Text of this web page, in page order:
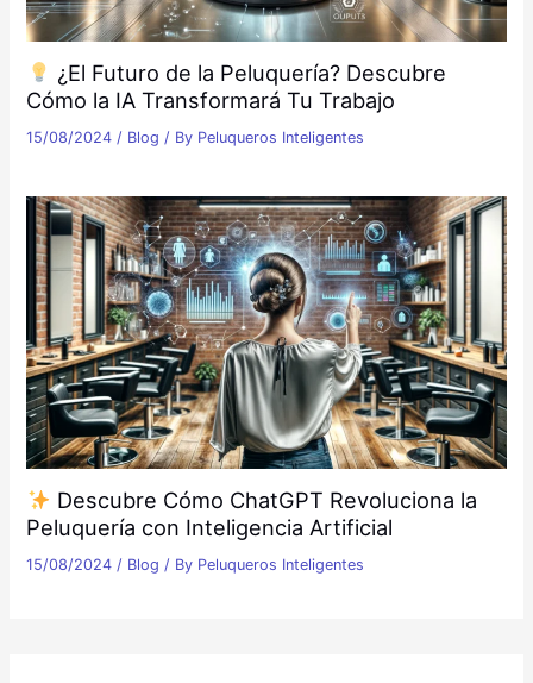
¿El Futuro de la Peluquería? Descubre
Cómo la IA Transformará Tu Trabajo
15/08/2024 / Blog / By Peluqueros Inteligentes
Descubre Cómo ChatGPT Revoluciona la
Peluquería con Inteligencia Artificial
15/08/2024 / Blog / By Peluqueros Inteligentes